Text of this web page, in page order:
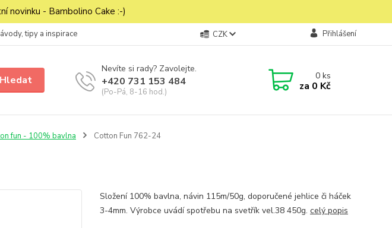
novinku - Bambolino Cake :-)
tipy a inspirace CZK Přihlášení
Hledat
Nevíte si rady? Zavolejte.
+420 731 153 484
(Po-Pá, 8-16 hod.)
0ks
za 0 Kč
fun - 100% bavlna Cotton Fun 762-24
Složení 100% bavlna, návin 115m/50g, doporučené jehlice či háček
3-4mm. Výrobce uvádí spotřebu na svetřík vel.38 450g. celý popis